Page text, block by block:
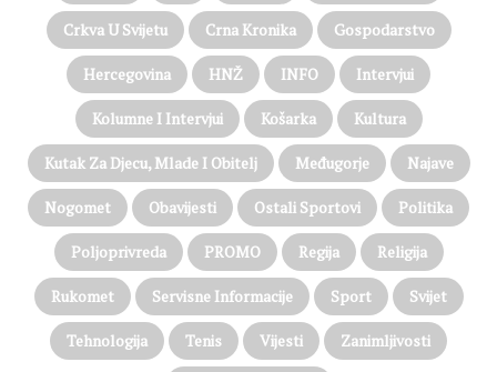
Crkva U Svijetu Crna Kronika Gospodarstvo
Hercegovina HNŽ INFO Intervjui
Kolumne I Intervjui Košarka Kultura
Kutak Za Djecu, Mlade I Obitelj Međugorje Najave
Nogomet Obavijesti Ostali Sportovi Politika
Poljoprivreda PROMO Regija Religija
Rukomet Servisne Informacije Sport Svijet
Tehnologija Tenis Vijesti Zanimljivosti